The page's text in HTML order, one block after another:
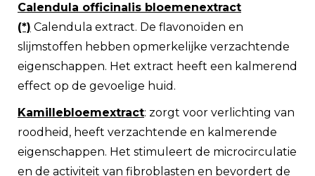
Calendula officinalis bloemenextract
(*) Calendula extract. De flavonoïden en
slijmstoffen hebben opmerkelijke verzachtende
eigenschappen. Het extract heeft een kalmerend
effect op de gevoelige huid.
Kamillebloemextract: zorgt voor verlichting van
roodheid, heeft verzachtende en kalmerende
eigenschappen. Het stimuleert de microcirculatie
en de activiteit van fibroblasten en bevordert de